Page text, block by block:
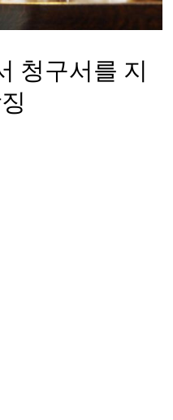
청구서를 지